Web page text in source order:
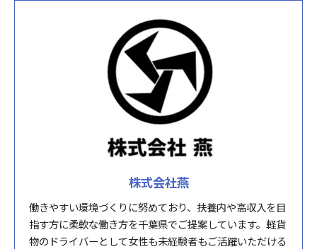
株式会社燕
働きやすい環境づくりに努めており、扶養内や高収入を目
指す方に柔軟な働き方を千葉県でご提案しています。軽貨
物のドライバーとして女性も未経験者もご活躍いただける